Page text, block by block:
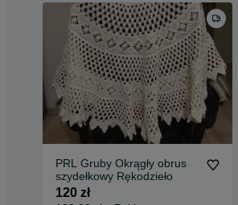
PRL Gruby Okrągły obrus
szydełkowy Rękodzieło
120 zł